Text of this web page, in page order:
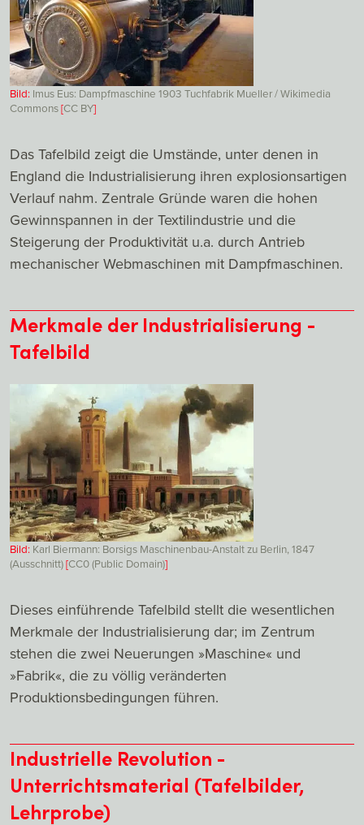
Bild: Imus Eus: Dampfmaschine 1903 Tuchfabrik Mueller / Wikimedia
Commons[CC BY]
Das Tafelbild zeigt die Umstände, unter denen in
England die Industrialisierung ihren explosionsartigen
Verlauf nahm. Zentrale Gründe waren die hohen
Gewinnspannen in der Textilindustrie und die
Steigerung der Produktivität u.a. durch Antrieb
mechanischer Webmaschinen mit Dampfmaschinen.
Merkmale der Industrialisierung -
Tafelbild
Bild: Karl Biermann: Borsigs Maschinenbau-Anstalt zu Berlin, 1847
(Ausschnitt)[CC0 (Public Domain)]
Dieses einführende Tafelbild stellt die wesentlichen
Merkmale der Industrialisierung dar; im Zentrum
stehen die zwei Neuerungen »Maschine« und
»Fabrik«, die zu völlig veränderten
Produktionsbedingungen führen.
Industrielle Revolution -
Unterrichtsmaterial (Tafelbilder,
Lehrprobe)